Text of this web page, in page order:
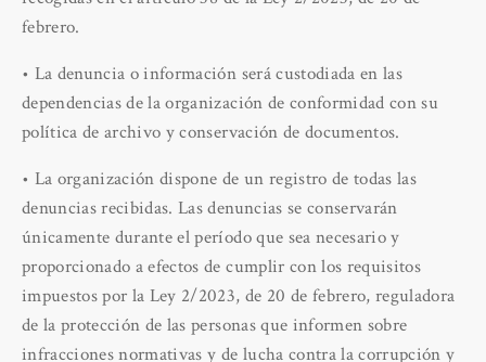
febrero.
• La denuncia o información será custodiada en las
dependencias de la organización de conformidad con su
política de archivo y conservación de documentos.
• La organización dispone de un registro de todas las
denuncias recibidas. Las denuncias se conservarán
únicamente durante el período que sea necesario y
proporcionado a efectos de cumplir con los requisitos
impuestos por la Ley 2/2023, de 20 de febrero, reguladora
de la protección de las personas que informen sobre
infracciones normativas y de lucha contra la corrupción y